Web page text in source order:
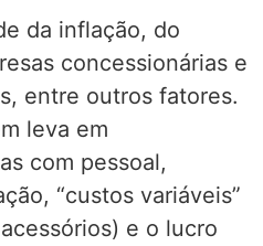
da inflação, do
concessionárias e
entre outros fatores.
leva em
com pessoal,
“custos variáveis”
e o lucro